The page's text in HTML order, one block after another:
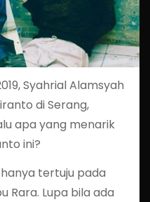
Syahrial Alamsyah
di Serang,
apa yang menarik
ini?
hanya tertuju pada
Rara. Lupa bila ada